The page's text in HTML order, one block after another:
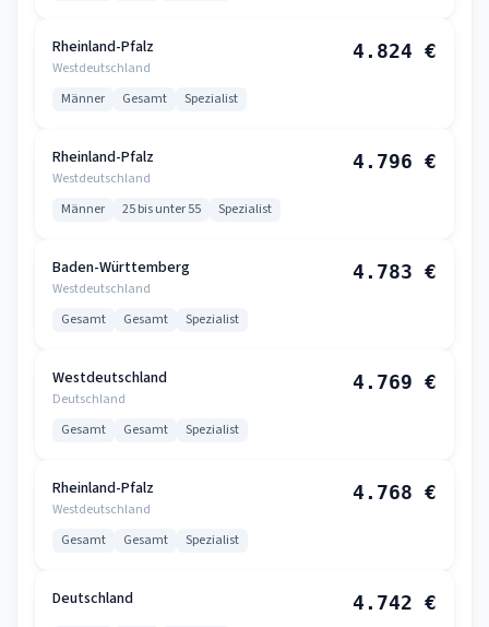
Rheinland-Pfalz
Westdeutschland
4.824 €
Männer Gesamt Spezialist
Rheinland-Pfalz
Westdeutschland
4.796 €
Männer 25 bis unter 55 Spezialist
Baden-Württemberg
Westdeutschland
4.783 €
Gesamt Gesamt Spezialist
Westdeutschland
Deutschland
4.769 €
Gesamt Gesamt Spezialist
Rheinland-Pfalz
Westdeutschland
4.768 €
Gesamt Gesamt Spezialist
Deutschland 4.742 €